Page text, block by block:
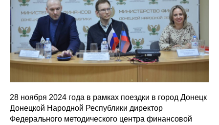
28 ноября 2024 года в рамках поездки в город Донецк
Донецкой Народной Республики директор
Федерального методического центра финансовой